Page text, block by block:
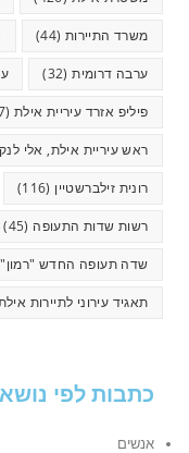
משרד התיירות (44)
ערבה דרומית(32)
פיליפ אזרד עיריית אילת (27)
ראש עיריית אילת, אלי
רונית זילברשטיין (116)
רשות שדות התעופה (45)
שדה תעופה החדש "רמון"
תאגיד עירוני לתיירות
כתבות לפי
אנשים